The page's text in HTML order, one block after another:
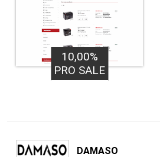
10,00%
PRO SALE
DAMASO